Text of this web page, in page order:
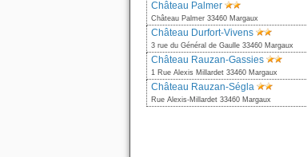
Château Palmer
Château Palmer 33460 Margaux
Château Durfort-Vivens
3 rue du Général de Gaulle 33460 Margaux
Château Rauzan-Gassies
1 Rue Alexis Millardet 33460 Margaux
Château Rauzan-Ségla
Rue Alexis-Millardet 33460 Margaux